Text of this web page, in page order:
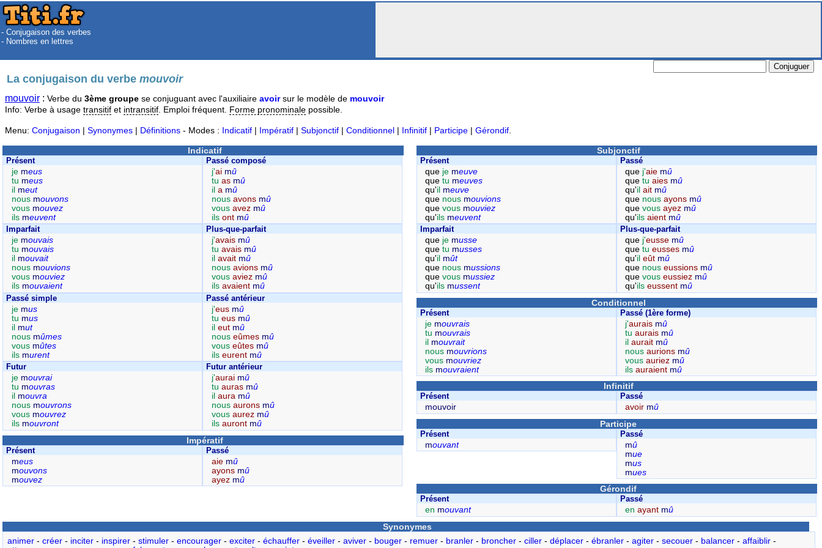
- Conjugaison des verbes
- Nombres en lettres
La conjugaison du verbemouvoir
mouvoir : Verbe du 3ème groupe se conjuguant avec l'auxiliaire avoirsur le modèle de mouvoir
Info: Verbe à usage transitif et intransitif . Emploi fréquent. Forme pronominale possible.
Menu: Conjugaison | Synonymes | Définitions - Modes : Indicatif | Impératif | Subjonctif | Conditionnel | Infinitif | Participe | Gérondif
Indicatif
Présent
je meus
tu meus
il meut
nous mouvons
vous mouvez
ils meuvent
Passé composé
j'ai mû
tu as mû
il a mû
nous avons mû
vous avez mû
ils ont mû
Imparfait
je mouvais
tu mouvais
il mouvait
nous mouvions
vous mouviez
ils mouvaient
Plus-que-parfait
j'avais mû
tu avais mû
il avait mû
nous avions mû
vous aviez mû
ils avaient mû
Passé simple
je mus
tu mus
il mut
nous mûmes
vous mûtes
ils murent
Passé antérieur
j'eus mû
tu eus mû
il eut mû
nous eûmes mû
vous eûtes mû
ils eurent mû
Futur
je mouvrai
tu mouvras
il mouvra
nous mouvrons
vous mouvrez
ils mouvront
Futur antérieur
j'aurai mû
tu auras mû
il aura mû
nous aurons mû
vous aurez mû
ils auront mû
Impératif
Présent
meus
mouvons
mouvez
Passé
aie mû
ayons mû
ayez mû
Subjonctif
Présent
que je meuve
quetu meuves
qu'il meuve
que nous mouvions
quevous mouviez
qu'ils meuvent
Passé
que j'aie mû
quetuaies mû
qu'ilait mû
que nousayons mû
quevousayez mû
qu'ilsaient mû
Imparfait
que je musse
quetu musses
qu'il mût
que nous mussions
quevous mussiez
qu'ils mussent
Plus-que-parfait
que j'eusse mû
quetueusses mû
qu'ileût mû
que nouseussions mû
quevouseussiez mû
qu'ilseussent mû
Conditionnel
Présent
je mouvrais
tu mouvrais
il mouvrait
nous mouvrions
vous mouvriez
ils mouvraient
Passé (1ère forme)
j'aurais mû
tuaurais mû
ilaurait mû
nousaurions mû
vousauriez mû
ilsauraient mû
Infinitif
Présent
mouvoir
Passé
avoir mû
Participe
Présent
mouvant
Passé
mû
mue
mus
mues
Gérondif
Présent
en mouvant
Passé
enayant mû
Synonymes
animer- créer- inciter- inspirer- stimuler- encourager- exciter- échauffer- éveiller- aviver- bouger- remuer- branler- broncher- ciller- déplacer- ébranler- agiter- secouer- balancer- affaiblir-